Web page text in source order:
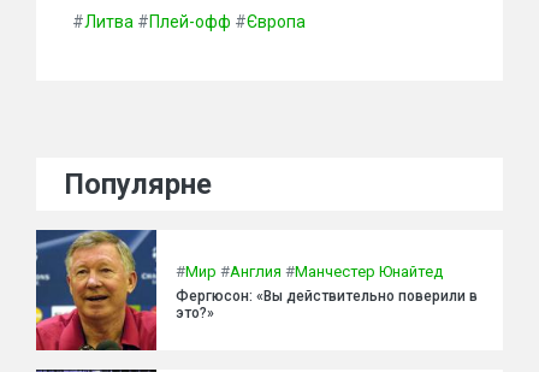
#Литва #Плей-офф #Європа
Популярне
#Мир #Англия #Манчестер Юнайтед
Фергюсон: «Вы действительно поверили в
это?»